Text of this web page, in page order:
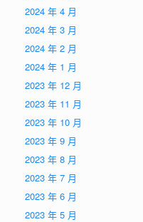
2024 年 4 月
2024 年 3 月
2024 年 2 月
2024 年 1 月
2023 年 12 月
2023 年 11 月
2023 年 10 月
2023 年 9 月
2023 年 8 月
2023 年 7 月
2023 年 6 月
2023 年 5 月